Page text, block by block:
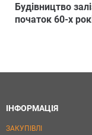
Будiвництво
початок 60-х
ІНФОРМАЦІЯ
ЗАКУПІВЛІ